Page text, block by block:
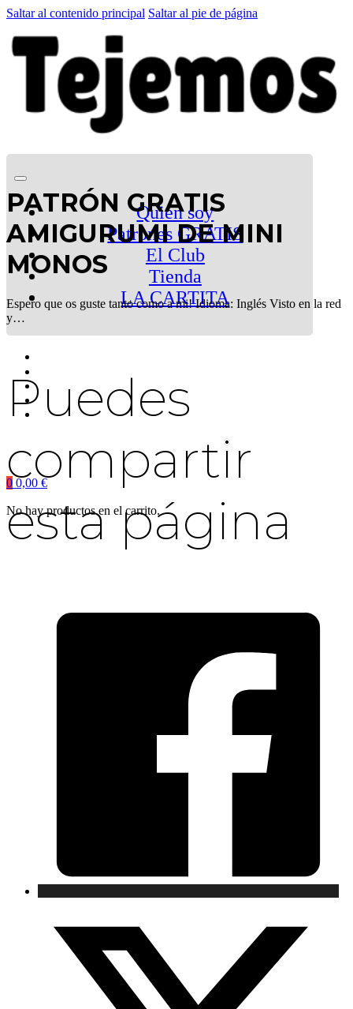
Saltar al contenido principal Saltar al pie de página
Quien soy
Patrones GRATIS
El Club
Tienda
LA CARTITA
0 0,00 €
No hay productos en el carrito.
PATRÓN GRATIS
AMIGURUMI DE MINI
MONOS
Espero que os guste tanto como a mi! Idioma: Inglés Visto en la red
y…
Puedes
compartir
esta página